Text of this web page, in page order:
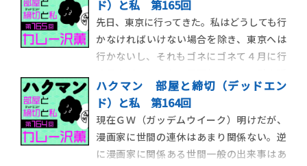
とがない。だが、今朝起きたら、トラップ
自体が腐ってコバエのキャンプ地になってい
たので、やはり人生のスパイスは、与えら
れるのを待つのでは
ド）と私 第165回
先日、東京に行ってきた。私はどうしても行
かなければいけない場合を除き、東京へは
行かないし、それもゴネにゴネて４月に行
ばす。ついに万策尽きて行くことになった
としても、用が済んだらすぐ帰るので、東京
滞在時間が飛行機に乗っている時間より短
いことすらある。今回はＳ（hit）学館の用
であり、
ハクマン 部屋と締切（デッドエン
ド）と私 第164回
現在ＧＷ（ガッデムウイーク）明けだが、
漫画家に世間の連休はあまり関係ない。逆
に漫画家に関係ある世間一般の出来事はあ